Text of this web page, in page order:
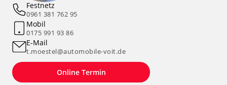
Festnetz
0961 381 762 95
Mobil
0175 991 93 86
E-Mail
t.moestel@automobile-voit.de
Online Termin